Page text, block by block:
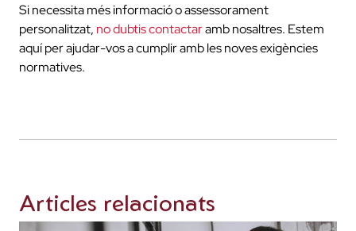
Si necessita més informació o assessorament
personalitzat, no dubtis contactaramb nosaltres. Estem
aquí per ajudar-vos a cumplir amb les noves exigències
normatives.
Articles relacionats